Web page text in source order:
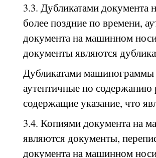
3.3. Дубликатами документа
более поздние по времени,
документа на машинном
документы являются
Дубликатами машинограммы
аутентичные по содержанию
содержащие указание, что
3.4. Копиями документа на
являются документы,
документа на машинном